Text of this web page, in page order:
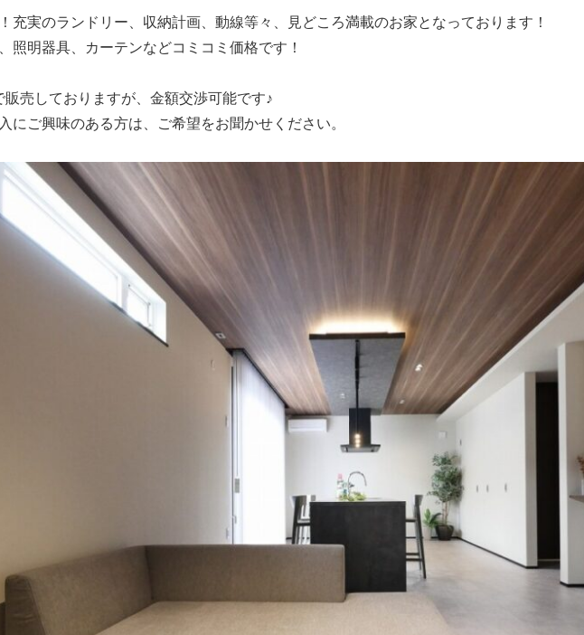
充実のランドリー、収納計画、動線等々、見どころ満載のお家となっております！
照明器具、カーテンなどコミコミ価格です！
販売しておりますが、金額交渉可能です♪
にご興味のある方は、ご希望をお聞かせください。